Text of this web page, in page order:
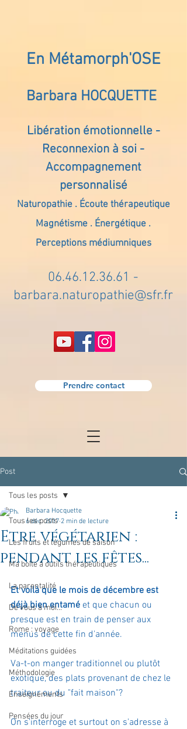
En Métamorph'OSE
Barbara HOCQUETTE
Libération émotionnelle -
Reconnexion à soi -
Accompagnement
personnalisé
Naturopathie . Écoute thérapeutique
Magnétisme . Énergétique .
Perceptions médiumniques
06.46.12.36.61 -
barbara.naturopathie@sfr.fr
Prendre contact
Post
Tous les posts
Les fruits et légumes de saison
Ma boîte à outils thérapeutiques
La parentalité
De vous à moi...
Rome : voyage
Méditations guidées
Méthodologie
Enseignements
Pensées du jour
Tous les posts
Etre végétarien :
pendant les fêtes...
Barbara Hocquette
6 déc. 2017 2 min de lecture
Et voilà que le mois de décembre est
déjà bien entamé et que chacun ou
presque est en train de penser aux
menus de cette fin d'année.
Va-t-on manger traditionnel ou plutôt
exotique, des plats provenant de chez le
traiteur ou du "fait maison"?
On s'interroge et surtout on s'adresse à